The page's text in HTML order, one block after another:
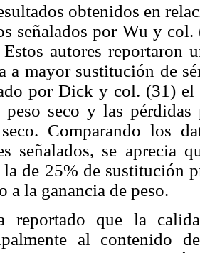
obtenidos en
señalados por Wu y
autores reportaron
a mayor sustitución de
por Dick y col. (31) el
peso seco y las
Comparando los
señalados, se aprecia
la de 25% de sustitución
a la ganancia de peso.
reportado que la
al contenido